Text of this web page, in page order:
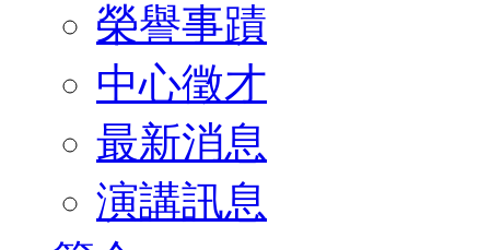
榮譽事蹟
中心徵才
最新消息
演講訊息